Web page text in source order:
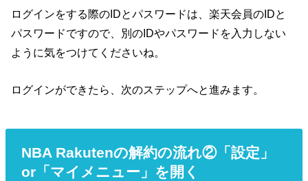
ログインをする際のIDとパスワードは、楽天会員のIDと
パスワードですので、別のIDやパスワードを入力しない
ように気をつけてくださいね。
ログインができたら、次のステップへと進みます。
NBA Rakutenの解約の流れ②「設定」
or「マイメニュー」を開く